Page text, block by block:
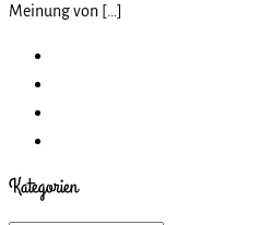
Meinung von […]
Kategorien